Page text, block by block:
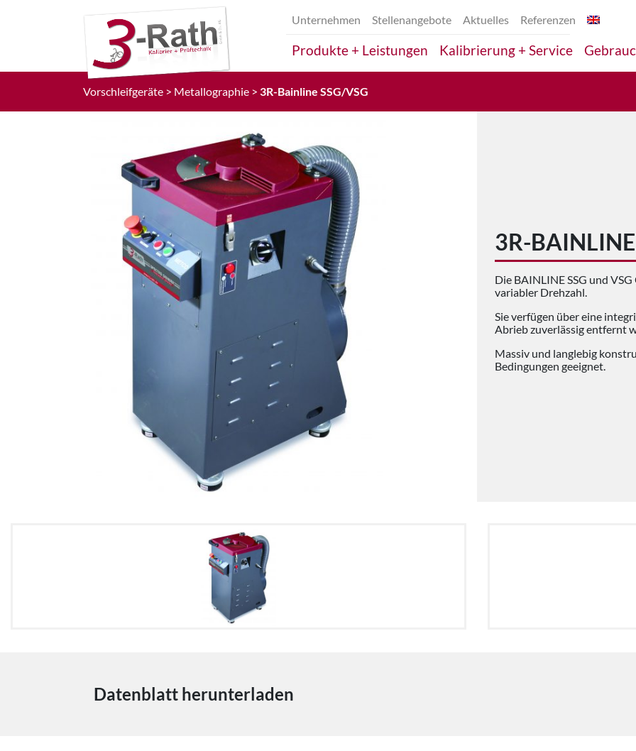
Unternehmen Stellenangebote Aktuelles Referenzen
Produkte + Leistungen Kalibrierung + Service
Vorschleifgeräte Metallographie 3R-Bainline SSG/VSG
3R-
Die BAINLINE SSG und
variabler Drehzahl.
Sie verfügen über eine
Abrieb zuverlässig entfernt
Massiv und langlebig
Bedingungen geeignet.
Datenblatt herunterladen